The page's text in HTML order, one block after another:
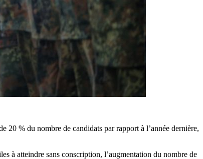
20 % du nombre de candidats par rapport à l’année dernière,
à atteindre sans conscription, l’augmentation du nombre de